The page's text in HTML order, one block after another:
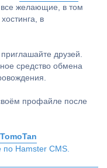
желающие, в том
в
друзей.
средство обмена
профайле после
по Hamster CMS.